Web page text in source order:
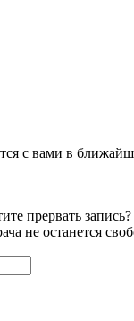
с вами в
прервать запись?
не останется